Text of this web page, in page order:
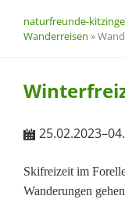
naturfreunde-
Wanderreisen »
Skifreizeit im
Wanderungen